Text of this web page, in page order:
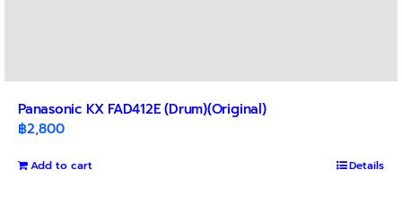
Panasonic KX FAD412E (Drum)(Original)
฿2,800
Add to cart Details